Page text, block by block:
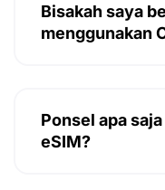
Bisakah saya
menggunakan
Ponsel apa
eSIM?